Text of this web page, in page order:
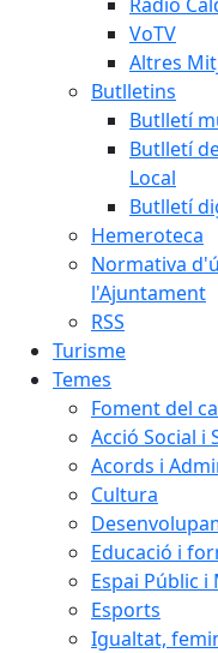
VoTV
Altres
Butlletins
Butlletí
Butlletí
Local
Butlletí
Hemeroteca
Normativa
l'Ajuntament
RSS
Turisme
Temes
Foment del
Acció Social i
Acords i
Cultura
Educació i
Espai Públic
Esports
Igualtat,